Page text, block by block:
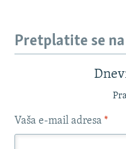
Pretplatite se
Vaša e-mail adresa *